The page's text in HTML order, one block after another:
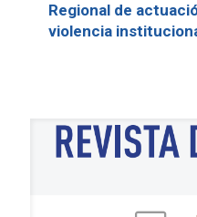
Regional de
violencia